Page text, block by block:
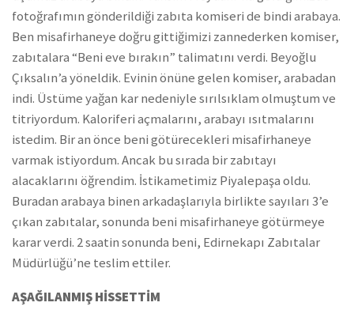
fotoğrafımın gönderildiği zabıta komiseri de bindi arabaya.
Ben misafirhaneye doğru gittiğimizi zannederken komiser,
zabıtalara “Beni eve bırakın” talimatını verdi. Beyoğlu
Çıksalın’a yöneldik. Evinin önüne gelen komiser, arabadan
indi. Üstüme yağan kar nedeniyle sırılsıklam olmuştum ve
titriyordum. Kaloriferi açmalarını, arabayı ısıtmalarını
istedim. Bir an önce beni götürecekleri misafirhaneye
varmak istiyordum. Ancak bu sırada bir zabıtayı
alacaklarını öğrendim. İstikametimiz Piyalepaşa oldu.
Buradan arabaya binen arkadaşlarıyla birlikte sayıları 3’e
çıkan zabıtalar, sonunda beni misafirhaneye götürmeye
karar verdi. 2 saatin sonunda beni, Edirnekapı Zabıtalar
Müdürlüğü’ne teslim ettiler.
AŞAĞILANMIŞ HİSSETTİM